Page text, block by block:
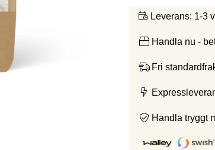
Leverans: 1-3
Handla nu -
Fri
Handla tryggt